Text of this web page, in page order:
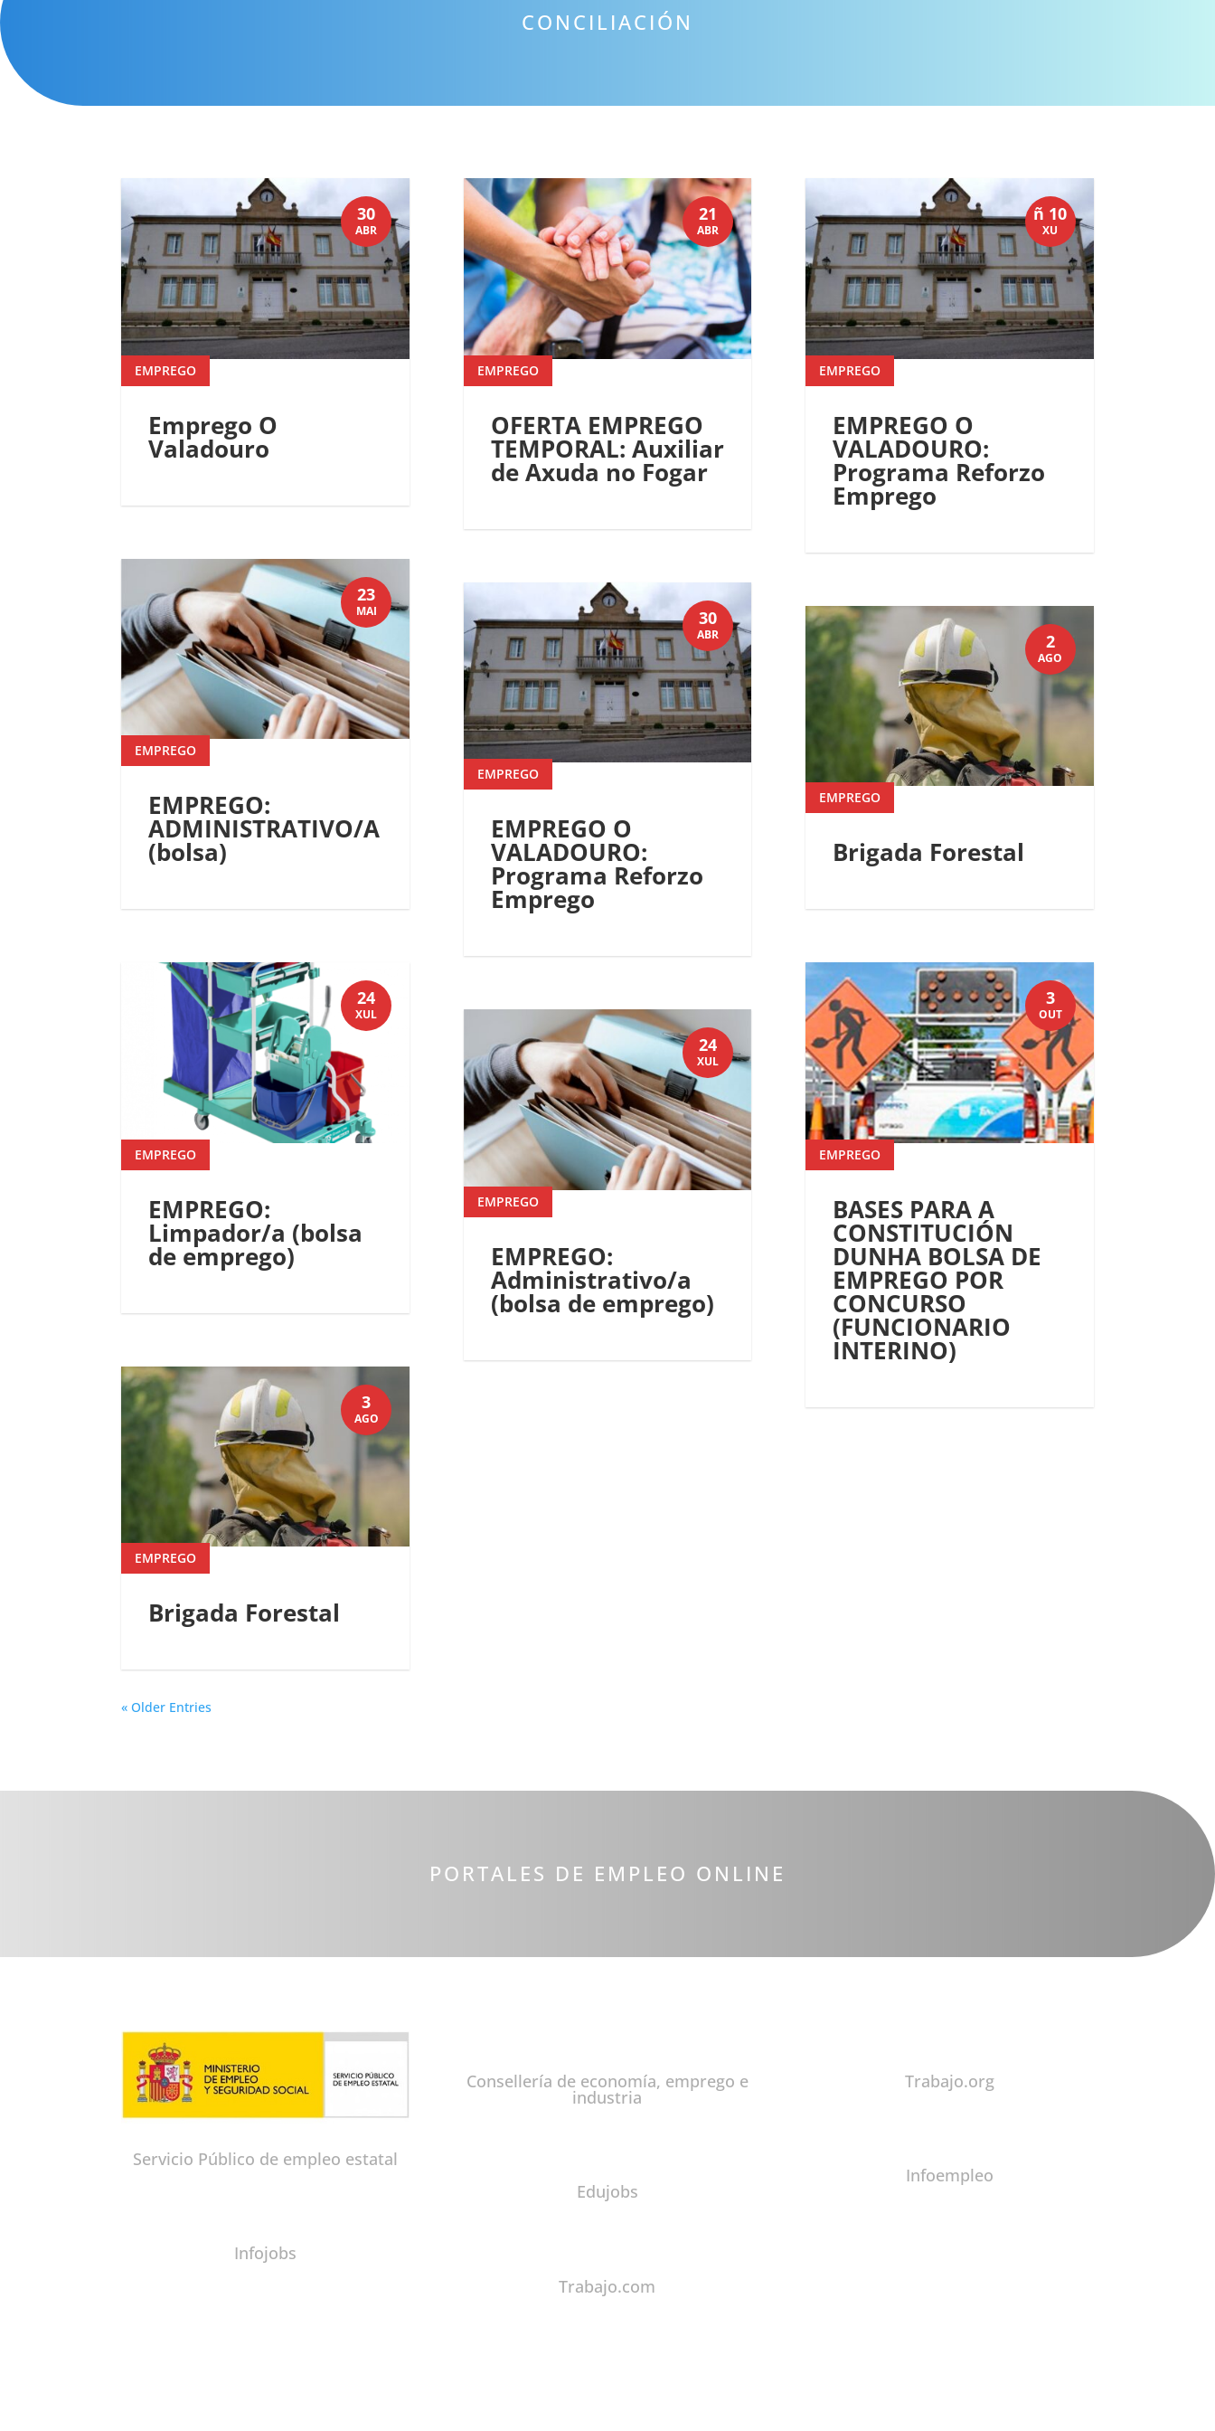
CONCILIACIÓN
Emprego O
Valadouro
EMPREGO
30
ABR
EMPREGO:
ADMINISTRATIVO/A
(bolsa)
EMPREGO
23
MAI
EMPREGO:
Limpador/a (bolsa
de emprego)
EMPREGO
24
XUL
Brigada Forestal
EMPREGO
3
AGO
OFERTA EMPREGO
TEMPORAL: Auxiliar
de Axuda no Fogar
EMPREGO
21
ABR
EMPREGO O
VALADOURO:
Programa Reforzo
Emprego
EMPREGO
30
ABR
EMPREGO:
Administrativo/a
(bolsa de emprego)
EMPREGO
24
XUL
EMPREGO O
VALADOURO:
Programa Reforzo
Emprego
EMPREGO
ñ 10
XU
Brigada Forestal
EMPREGO
2
AGO
BASES PARA A
CONSTITUCIÓN
DUNHA BOLSA DE
EMPREGO POR
CONCURSO
(FUNCIONARIO
INTERINO)
EMPREGO
3
OUT
« Older Entries
PORTALES DE EMPLEO ONLINE
Servicio Público de empleo estatal
Infojobs
Consellería de economía, emprego e
industria
Edujobs
Trabajo.com
Trabajo.org
Infoempleo